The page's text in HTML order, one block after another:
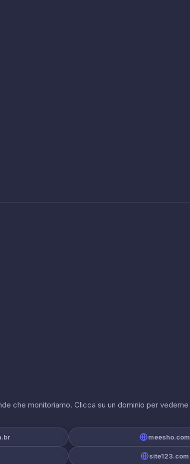
che monitoriamo. Clicca su un dominio per vederne
meesho.com
site123.com